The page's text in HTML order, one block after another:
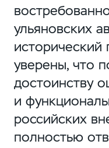
ульяновских
уверены, что
достоинству
и
российских
полностью